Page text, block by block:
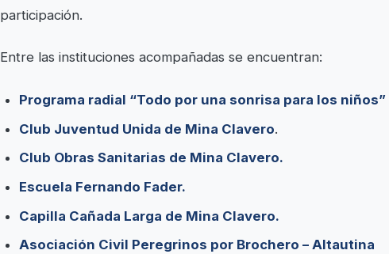
participación.
Entre las instituciones acompañadas se encuentran:
Programa radial “Todo por una sonrisa para los niños”
Club Juventud Unida de Mina Clavero.
Club Obras Sanitarias de Mina Clavero.
Escuela Fernando Fader.
Capilla Cañada Larga de Mina Clavero.
Asociación Civil Peregrinos por Brochero – Altautina